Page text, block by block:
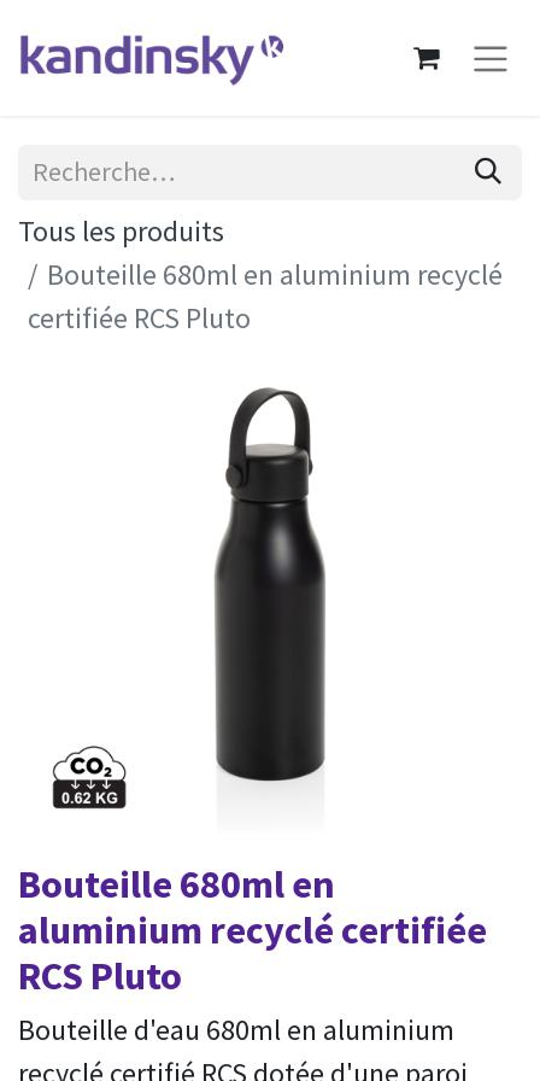
Tous les produits
Bouteille 680ml en aluminium recyclé
certifiée RCS Pluto
Bouteille 680ml en
aluminium recyclé certifiée
RCS Pluto
Bouteille d'eau 680ml en aluminium
recyclé certifié RCS dotée d'une paroi